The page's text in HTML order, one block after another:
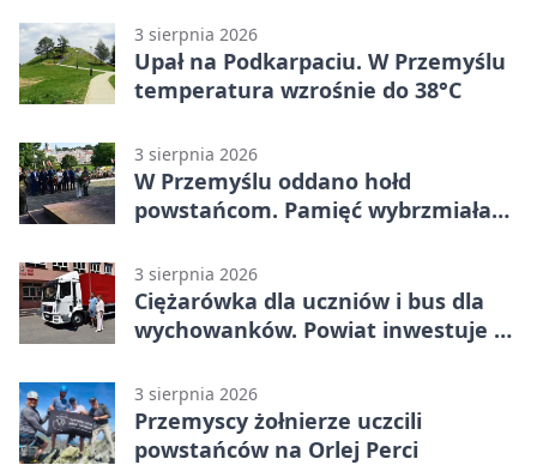
3 sierpnia 2026
Upał na Podkarpaciu. W Przemyślu
temperatura wzrośnie do 38°C
3 sierpnia 2026
W Przemyślu oddano hołd
powstańcom. Pamięć wybrzmiała
3 sierpnia 2026
Ciężarówka dla uczniów i bus dla
wychowanków. Powiat inwestuje w
3 sierpnia 2026
Przemyscy żołnierze uczcili
powstańców na Orlej Perci